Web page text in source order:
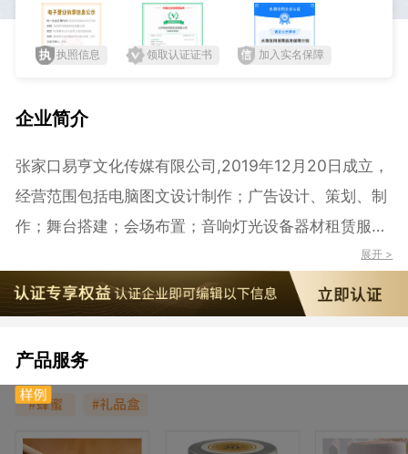
执照信息 领取认证证书 加入实名保障
企业简介
张家口易亨文化传媒有限公司,2019年12月20日成立，
经营范围包括电脑图文设计制作；广告设计、策划、制
作；舞台搭建；会场布置；音响灯光设备器材租赁服
务；展览展示服务；市场调研；摄像服务；翻译服务；
礼仪服务；体育活动组织策划；户外扩展；公关活动策
划。（依法须经批准的项目，经相关部门批准后方可开
展经营活动）
展开 >
产品服务